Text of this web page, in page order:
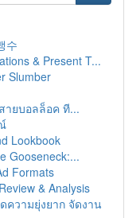
수
& Present T...
Slumber
ายบอลล็อค ที...
Lookbook
Gooseneck:...
Formats
& Analysis
ความยุ่งยาก จัดงาน